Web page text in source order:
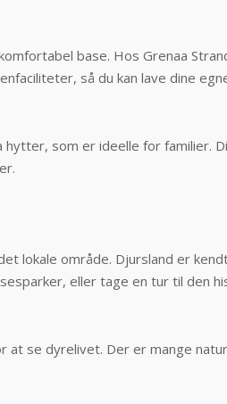
base. Hos Grenaa
så du kan lave dine
som er ideelle for familier.
lokale område. Djursland er
eller tage en tur til den
se dyrelivet. Der er mange